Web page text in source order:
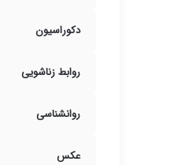
دکوراسیون
روابط زناشویی
روانشناسی
عکس